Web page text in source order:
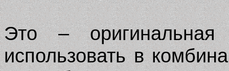
Это –
использовать в